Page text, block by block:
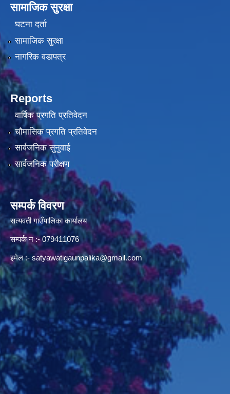
सामाजिक सुरक्षा
घटना दर्ता
सामाजिक सुरक्षा
नागरिक वडापत्र
Reports
वार्षिक प्रगति प्रतिवेदन
चौमासिक प्रगति प्रतिवेदन
सार्वजनिक सुनुवाई
सार्वजनिक परीक्षण
सम्पर्क विवरण
सत्यवती गाउँपालिका कार्यालय
सम्पर्क न‌ :- 079411076
इमेल :- satyawatigaunpalika@gmail.com